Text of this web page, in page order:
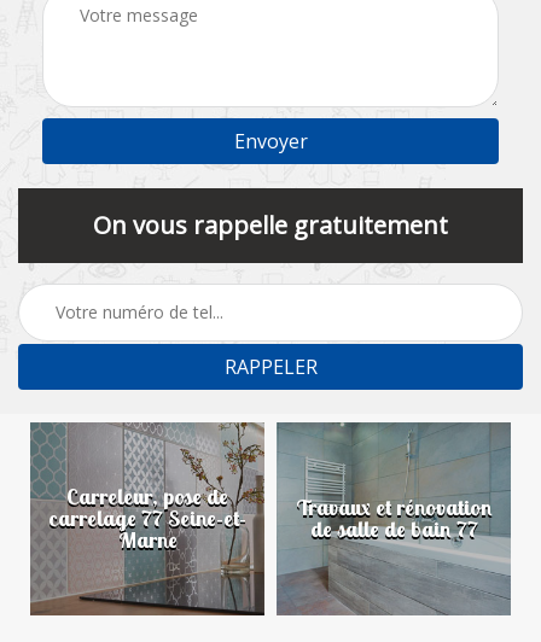
On vous rappelle gratuitement
Carreleur, pose de
carrelage 77 Seine-et-
Marne
Travaux et rénovation
de salle de bain 77